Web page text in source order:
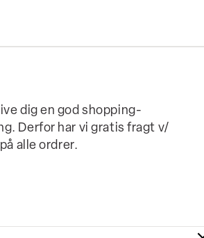
dig en god shopping-
Derfor har vi gratis fragt v/
alle ordrer.